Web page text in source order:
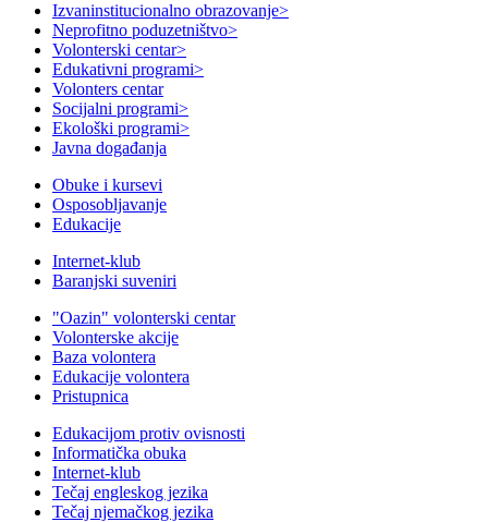
Izvaninstitucionalno obrazovanje>
Neprofitno poduzetništvo>
Volonterski centar>
Edukativni programi>
Volonters centar
Socijalni programi>
Ekološki programi>
Javna događanja
Obuke i kursevi
Osposobljavanje
Edukacije
Internet-klub
Baranjski suveniri
"Oazin" volonterski centar
Volonterske akcije
Baza volontera
Edukacije volontera
Pristupnica
Edukacijom protiv ovisnosti
Informatička obuka
Internet-klub
Tečaj engleskog jezika
Tečaj njemačkog jezika